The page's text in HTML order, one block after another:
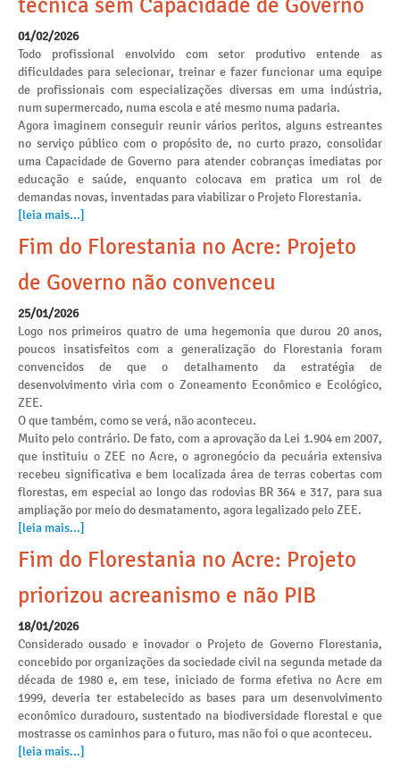
técnica sem Capacidade de Governo
01/02/2026
Todo profissional envolvido com setor produtivo entende as
dificuldades para selecionar, treinar e fazer funcionar uma equipe
de profissionais com especializações diversas em uma indústria,
num supermercado, numa escola e até mesmo numa padaria.
Agora imaginem conseguir reunir vários peritos, alguns estreantes
no serviço público com o propósito de, no curto prazo, consolidar
uma Capacidade de Governo para atender cobranças imediatas por
educação e saúde, enquanto colocava em pratica um rol de
demandas novas, inventadas para viabilizar o Projeto Florestania.
[leia mais...]
Fim do Florestania no Acre: Projeto
de Governo não convenceu
25/01/2026
Logo nos primeiros quatro de uma hegemonia que durou 20 anos,
poucos insatisfeitos com a generalização do Florestania foram
convencidos de que o detalhamento da estratégia de
desenvolvimento viria com o Zoneamento Econômico e Ecológico,
ZEE.
O que também, como se verá, não aconteceu.
Muito pelo contrário. De fato, com a aprovação da Lei 1.904 em 2007,
que instituiu o ZEE no Acre, o agronegócio da pecuária extensiva
recebeu significativa e bem localizada área de terras cobertas com
florestas, em especial ao longo das rodovias BR 364 e 317, para sua
ampliação por meio do desmatamento, agora legalizado pelo ZEE.
[leia mais...]
Fim do Florestania no Acre: Projeto
priorizou acreanismo e não PIB
18/01/2026
Considerado ousado e inovador o Projeto de Governo Florestania,
concebido por organizações da sociedade civil na segunda metade da
década de 1980 e, em tese, iniciado de forma efetiva no Acre em
1999, deveria ter estabelecido as bases para um desenvolvimento
econômico duradouro, sustentado na biodiversidade florestal e que
mostrasse os caminhos para o futuro, mas não foi o que aconteceu.
[leia mais...]